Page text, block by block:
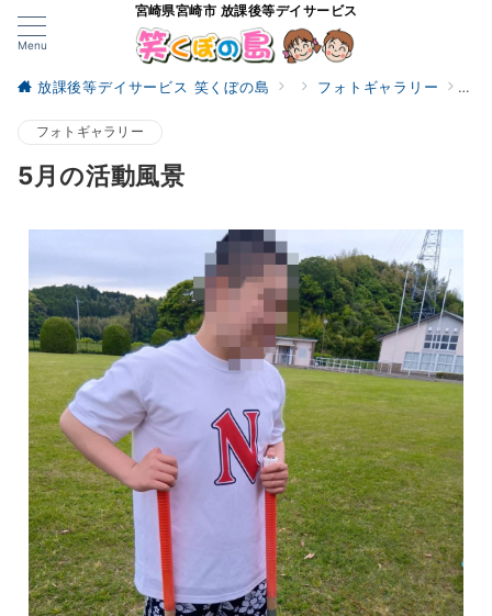
Menu
宮崎県宮崎市 放課後等デイサービス
放課後等デイサービス 笑くぼの島 フォトギャラリー 5月
フォトギャラリー
5月の活動風景